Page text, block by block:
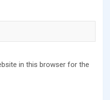
in this browser for the